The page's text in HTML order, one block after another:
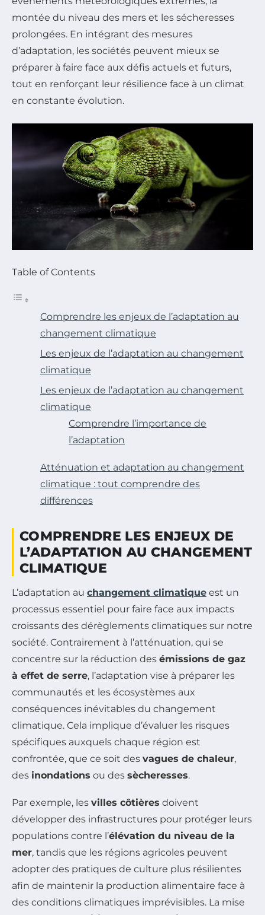
montée du niveau des mers et les sécheresses
prolongées. En intégrant des mesures
d’adaptation, les sociétés peuvent mieux se
préparer à faire face aux défis actuels et futurs,
tout en renforçant leur résilience face à un climat
en constante évolution.
Table of Contents
Comprendre les enjeux de l’adaptation au
changement climatique
Les enjeux de l’adaptation au changement
climatique
Les enjeux de l’adaptation au changement
climatique
Comprendre l’importance de
l’adaptation
Atténuation et adaptation au changement
climatique : tout comprendre des
différences
COMPRENDRE LES ENJEUX DE
L’ADAPTATION AU CHANGEMENT
CLIMATIQUE
L’adaptation au changement climatique est un
processus essentiel pour faire face aux impacts
croissants des dérèglements climatiques sur notre
société. Contrairement à l’atténuation, qui se
concentre sur la réduction des émissions de gaz
à effet de serre, l’adaptation vise à préparer les
communautés et les écosystèmes aux
conséquences inévitables du changement
climatique. Cela implique d’évaluer les risques
spécifiques auxquels chaque région est
confrontée, que ce soit des vagues de chaleur,
des inondations ou des sècheresses.
Par exemple, les villes côtières doivent
développer des infrastructures pour protéger leurs
populations contre l’élévation du niveau de la
mer, tandis que les régions agricoles peuvent
adopter des pratiques de culture plus résilientes
afin de maintenir la production alimentaire face à
des conditions climatiques imprévisibles. La mise